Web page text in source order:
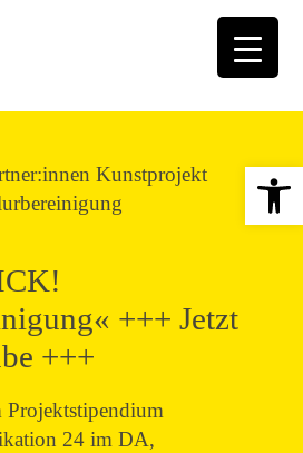
+++ Jetzt
+++
24 im DA,